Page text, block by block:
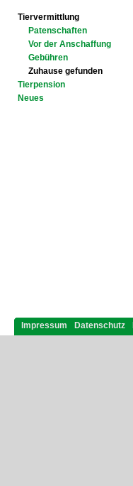
Tiervermittlung
Patenschaften
Vor der Anschaffung
Gebühren
Zuhause gefunden
Tierpension
Neues
Impressum Datenschutz